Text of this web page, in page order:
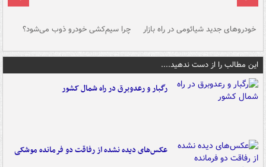
خودروهای جدید شیائومی در راه بازار چرا سیم‌کشی خودرو ذوب می‌شود؟
این مطالب را از دست ندهید....
رگبار و رعدوبرق در راه شمال کشور
عکس‌های دیده نشده از رفاقت دو فرمانده‌ موشکی